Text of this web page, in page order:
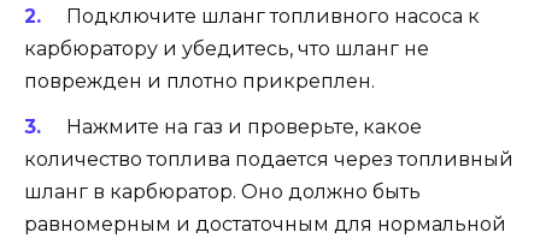
Подключите шланг топливного насоса к
карбюратору и убедитесь, что шланг не
поврежден и плотно прикреплен.
Нажмите на газ и проверьте, какое
количество топлива подается через топливный
шланг в карбюратор. Оно должно быть
равномерным и достаточным для нормальной